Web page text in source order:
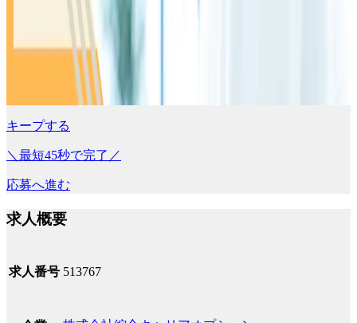
キープする
＼最短45秒で完了／
応募へ進む
求人概要
求人番号 513767